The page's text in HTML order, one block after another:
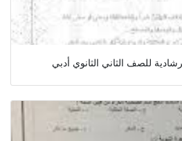
للصف الثاني الثانوي أدبي